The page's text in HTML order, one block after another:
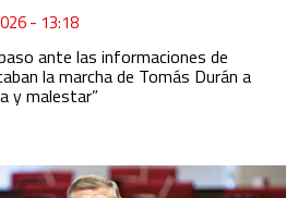
- 13:18
ante las informaciones de
la marcha de Tomás Durán a
y malestar”